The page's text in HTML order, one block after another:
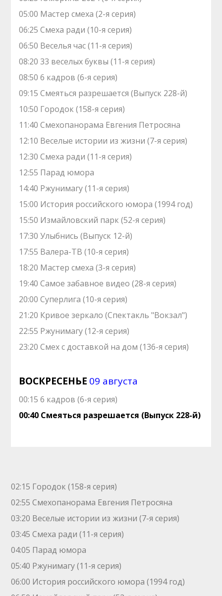
05:00 Мастер смеха (2-я серия)
06:25 Смеха ради (10-я серия)
06:50 Веселья час (11-я серия)
08:20 33 веселых буквы (11-я серия)
08:50 6 кадров (6-я серия)
09:15 Смеяться разрешается (Выпуск 228-й)
10:50 Городок (158-я серия)
11:40 Смехопанорама Евгения Петросяна
12:10 Веселые истории из жизни (7-я серия)
12:30 Смеха ради (11-я серия)
12:55 Парад юмора
14:40 Ржунимагу (11-я серия)
15:00 История российского юмора (1994 год)
15:50 Измайловский парк (52-я серия)
17:30 Улыбнись (Выпуск 12-й)
17:55 Валера-ТВ (10-я серия)
18:20 Мастер смеха (3-я серия)
19:40 Самое забавное видео (28-я серия)
20:00 Суперлига (10-я серия)
21:20 Кривое зеркало (Спектакль "Вокзал")
22:55 Ржунимагу (12-я серия)
23:20 Смех с доставкой на дом (136-я серия)
ВОСКРЕСЕНЬЕ 09 августа
00:15 6 кадров (6-я серия)
00:40 Смеяться разрешается (Выпуск 228-й)
02:15 Городок (158-я серия)
02:55 Смехопанорама Евгения Петросяна
03:20 Веселые истории из жизни (7-я серия)
03:45 Смеха ради (11-я серия)
04:05 Парад юмора
05:40 Ржунимагу (11-я серия)
06:00 История российского юмора (1994 год)